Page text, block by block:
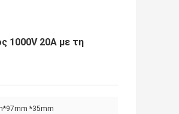
1000V 20A με τη
*35mm